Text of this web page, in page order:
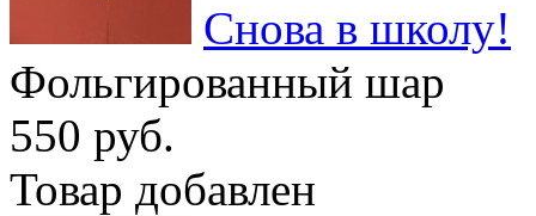
Снова в школу!
Фольгированный шар
550 руб.
Товар добавлен